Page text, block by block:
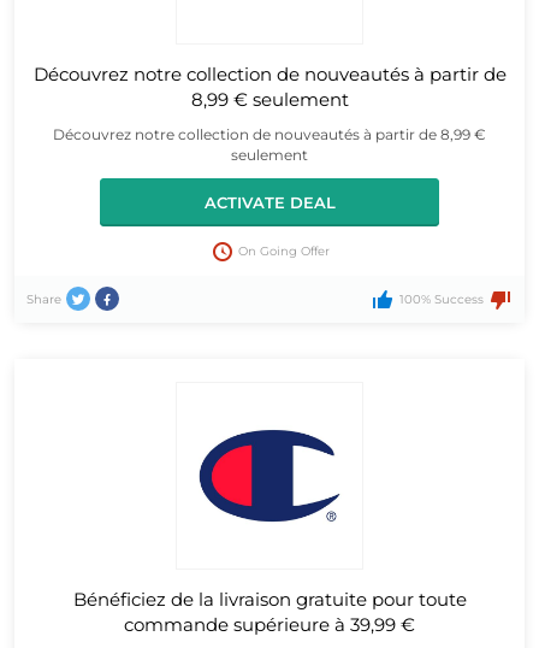
Découvrez notre collection de nouveautés à partir de
8,99 € seulement
Découvrez notre collection de nouveautés à partir de 8,99 €
seulement
ACTIVATE DEAL
On Going Offer
Share 100% Success
Bénéficiez de la livraison gratuite pour toute
commande supérieure à 39,99 €